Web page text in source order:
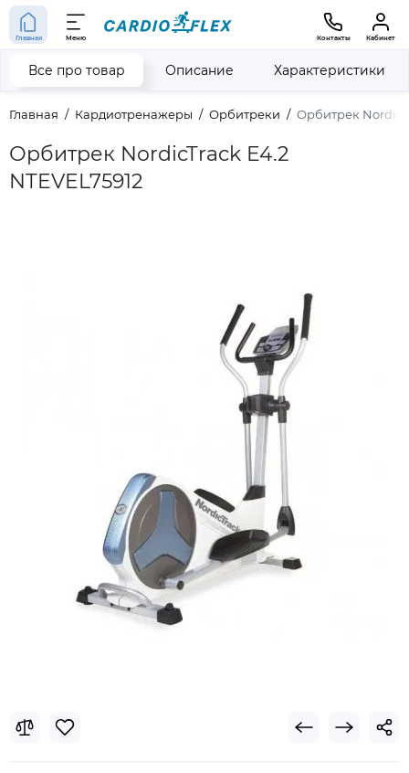
Главная Меню Контакты Кабинет
Главная Кардиотренажеры Орбитреки Орбитрек
Орбитрек NordicTrack E4.2
NTEVEL75912
Все про товар Описание Характеристики